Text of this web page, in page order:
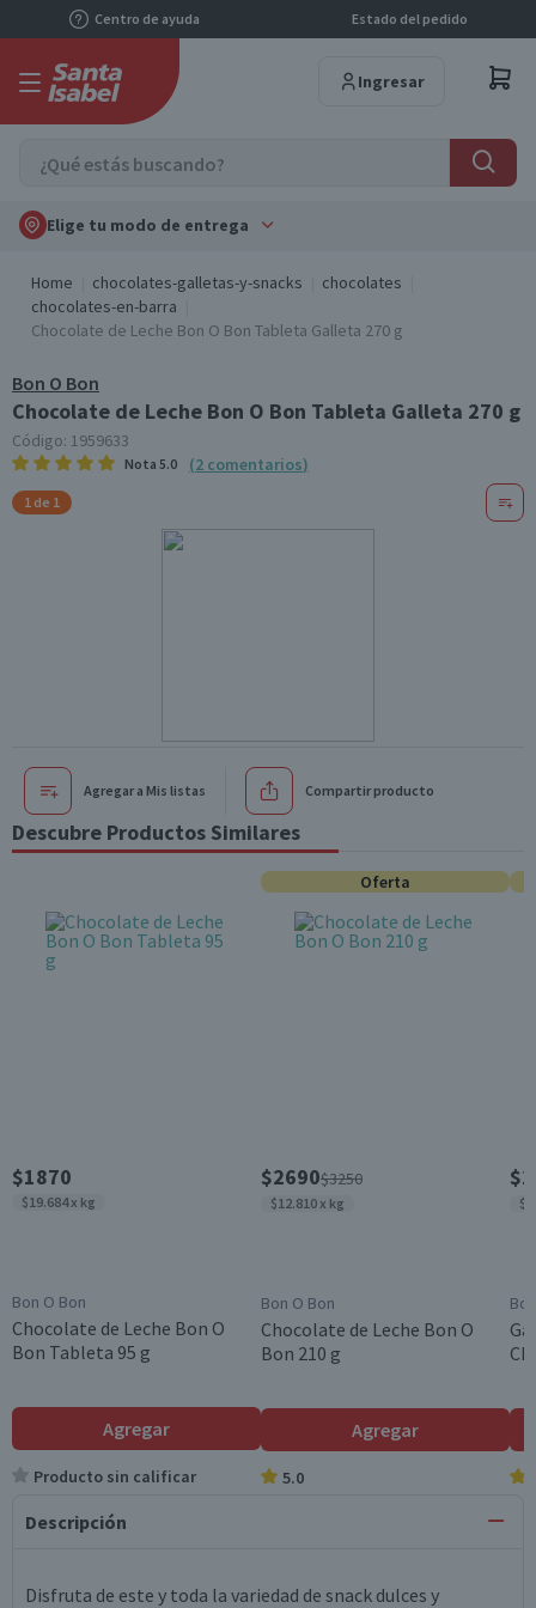
Centro de ayuda Estado del pedido
Ingresar
Elige tu modo de entrega
Home chocolates-galletas-y-snacks
chocolates
chocolates-en-barra
Chocolate de Leche Bon O Bon Tableta Galleta 270 g
Bon O Bon
Chocolate de Leche Bon O Bon Tableta Galleta 270 g
Código: 1959633
Nota 5.0 (2 comentarios)
1 de 1
Agregar a Mis listas Compartir producto
Descubre Productos Similares
$1870
$19.684 x kg
Bon O Bon
Chocolate de Leche Bon O
Bon Tableta 95 g
Agregar
Producto sin calificar
Oferta
$2690$3250
$12.810 x kg
Bon O Bon
Chocolate de Leche Bon O
Bon 210 g
Agregar
5.0
Descripción
Disfruta de este y toda la variedad de snack dulces y